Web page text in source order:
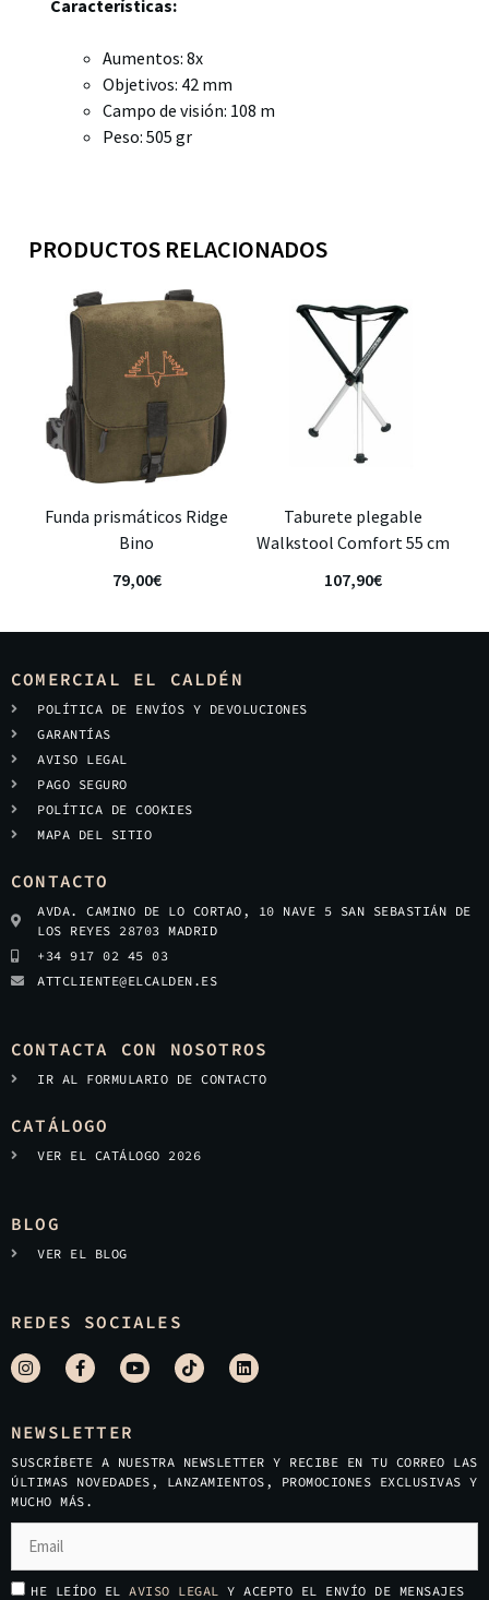
Características:
Aumentos: 8x
Objetivos: 42 mm
Campo de visión: 108 m
Peso: 505 gr
PRODUCTOS RELACIONADOS
Funda prismáticos Ridge
Bino
79,00€
Taburete plegable
Walkstool Comfort 55 cm
107,90€
COMERCIAL EL CALDÉN
POLÍTICA DE ENVÍOS Y DEVOLUCIONES
GARANTÍAS
AVISO LEGAL
PAGO SEGURO
POLÍTICA DE COOKIES
MAPA DEL SITIO
CONTACTO
AVDA. CAMINO DE LO CORTAO, 10 NAVE 5 SAN SEBASTIÁN DE
LOS REYES 28703 MADRID
+34 917 02 45 03
ATTCLIENTE@ELCALDEN.ES
CONTACTA CON NOSOTROS
IR AL FORMULARIO DE CONTACTO
CATÁLOGO
VER EL CATÁLOGO 2026
BLOG
VER EL BLOG
REDES SOCIALES
NEWSLETTER
SUSCRÍBETE A NUESTRA NEWSLETTER Y RECIBE EN TU CORREO LAS
ÚLTIMAS NOVEDADES, LANZAMIENTOS, PROMOCIONES EXCLUSIVAS Y
MUCHO MÁS.
HE LEÍDO EL AVISO LEGAL Y ACEPTO EL ENVÍO DE MENSAJES